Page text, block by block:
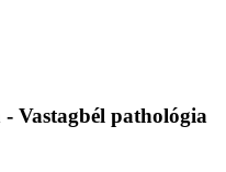
Vastagbél pathológia